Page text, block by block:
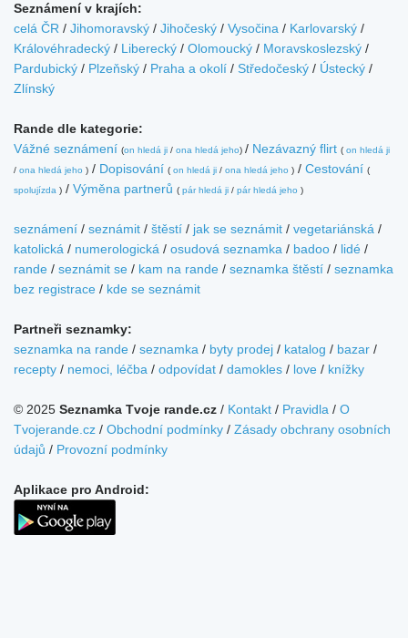
Seznámení v krajích:
celá ČR / Jihomoravský / Jihočeský / Vysočina / Karlovarský /
Královéhradecký / Liberecký / Olomoucký / Moravskoslezský /
Pardubický / Plzeňský / Praha a okolí / Středočeský / Ústecký /
Zlínský
Rande dle kategorie:
Vážné seznámení (on hledá ji / ona hledá jeho) / Nezávazný flirt ( on hledá ji
/ ona hledá jeho ) / Dopisování ( on hledá ji / ona hledá jeho ) / Cestování (
spolujízda ) / Výměna partnerů ( pár hledá ji / pár hledá jeho )
seznámení / seznámit / štěstí / jak se seznámit / vegetariánská /
katolická / numerologická / osudová seznamka / badoo / lidé /
rande / seznámit se / kam na rande / seznamka štěstí / seznamka
bez registrace / kde se seznámit
Partneři seznamky:
seznamka na rande / seznamka / byty prodej / katalog / bazar /
recepty / nemoci, léčba / odpovídat / damokles / love / knížky
© 2025 Seznamka Tvoje rande.cz / Kontakt / Pravidla / O
Tvojerande.cz / Obchodní podmínky / Zásady obchrany osobních
údajů / Provozní podmínky
Aplikace pro Android: